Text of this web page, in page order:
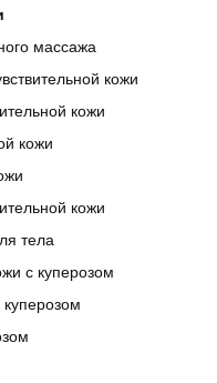
массажа
кожи
кожи
кожи
кожи
тела
с куперозом